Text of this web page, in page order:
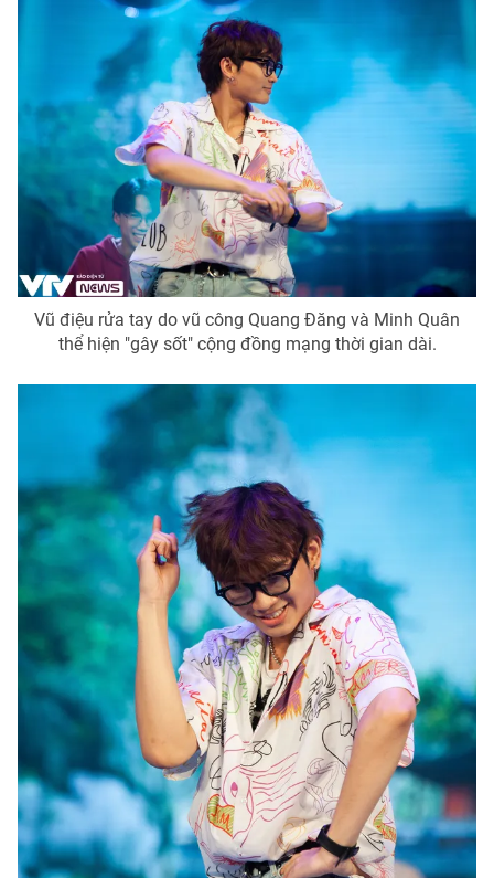
Ðiện thoại Thời báo VTV:
024.66 897 897
toasoan@vtv.vn
Liên hệ quảng cáo:
024-7300.7108
® Cấm sao chép dưới mọi hình thức nếu không có sự chấp
thuận bằng văn bản. Ghi rõ nguồn VTV.vn khi phát hành lại
thông tin từ website này.
Vũ điệu rửa tay do vũ công Quang Đăng và Minh Quân
thể hiện "gây sốt" cộng đồng mạng thời gian dài.